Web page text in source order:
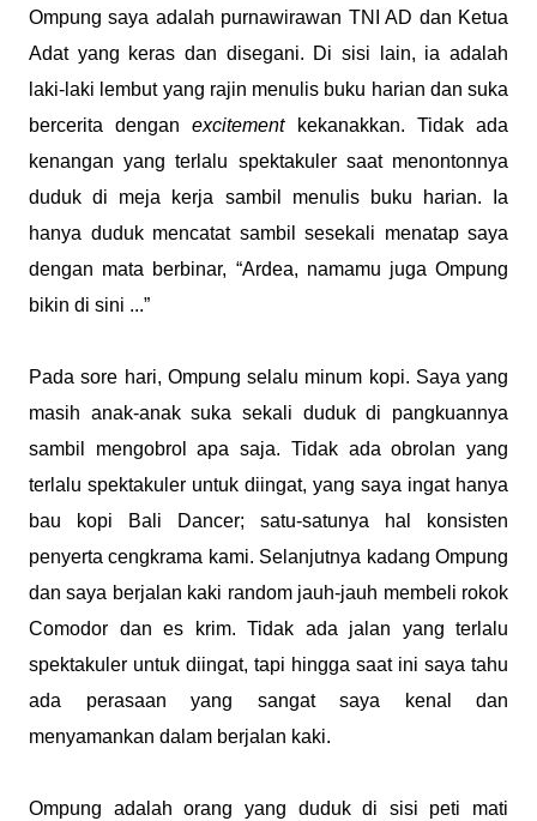
Ompung saya adalah purnawirawan TNI AD dan Ketua
Adat yang keras dan disegani. Di sisi lain, ia adalah
laki-laki lembut yang rajin menulis buku harian dan suka
bercerita denganexcitementkekanakkan. Tidak ada
kenangan yang terlalu spektakuler saat menontonnya
duduk di meja kerja sambil menulis buku harian. Ia
hanya duduk mencatat sambil sesekali menatap saya
dengan mata berbinar, “Ardea, namamu juga Ompung
bikin di sini ...”
Pada sore hari, Ompung selalu minum kopi. Saya yang
masih anak-anak suka sekali duduk di pangkuannya
sambil mengobrol apa saja. Tidak ada obrolan yang
terlalu spektakuler untuk diingat, yang saya ingat hanya
bau kopi Bali Dancer; satu-satunya hal konsisten
penyerta cengkrama kami. Selanjutnya kadang Ompung
dan saya berjalan kaki random jauh-jauh membeli rokok
Comodor dan es krim. Tidak ada jalan yang terlalu
spektakuler untuk diingat, tapi hingga saat ini saya tahu
ada perasaan yang sangat saya kenal dan
menyamankan dalam berjalan kaki.
Ompung adalah orang yang duduk di sisi peti mati